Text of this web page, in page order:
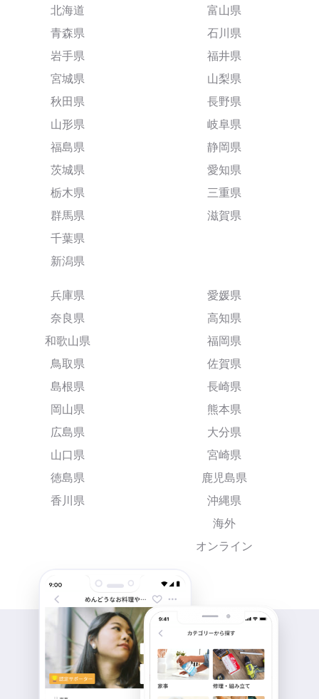
北海道
青森県
岩手県
宮城県
秋田県
山形県
福島県
茨城県
栃木県
群馬県
千葉県
新潟県
富山県
石川県
福井県
山梨県
長野県
岐阜県
静岡県
愛知県
三重県
滋賀県
兵庫県
奈良県
和歌山県
鳥取県
島根県
岡山県
広島県
山口県
徳島県
香川県
愛媛県
高知県
福岡県
佐賀県
長崎県
熊本県
大分県
宮崎県
鹿児島県
沖縄県
海外
オンライン